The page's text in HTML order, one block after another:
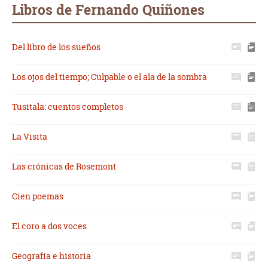
Libros de Fernando Quiñones
Del libro de los sueños
Los ojos del tiempo; Culpable o el ala de la sombra
Tusitala: cuentos completos
La Visita
Las crónicas de Rosemont
Cien poemas
El coro a dos voces
Geografía e historia